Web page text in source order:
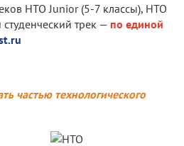
НТО Junior (5-7 классы), НТО
трек — по единой
частью технологического